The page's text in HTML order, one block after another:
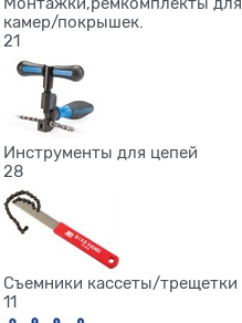
камер/покрышек.
21
Инструменты для цепей
28
Съемники кассеты/трещетки
11